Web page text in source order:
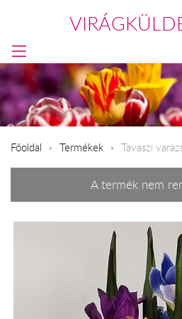
Főoldal Termékek Tavaszi
A termék nem